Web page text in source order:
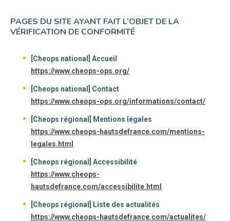
PAGES DU SITE AYANT FAIT L’OBJET DE LA
VÉRIFICATION DE CONFORMITÉ
[Cheops national] Accueil
https://www.cheops-ops.org/
[Cheops national] Contact
https://www.cheops-ops.org/informations/contact/
[Cheops régional] Mentions légales
https://www.cheops-hautsdefrance.com/mentions-
legales.html
[Cheops régional] Accessibilité
https://www.cheops-
hautsdefrance.com/accessibilite.html
[Cheops régional] Liste des actualités
https://www.cheops-hautsdefrance.com/actualites/